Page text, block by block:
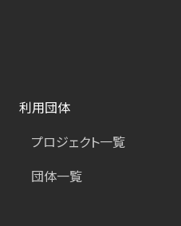
利用団体
プロジェクト一覧
団体一覧